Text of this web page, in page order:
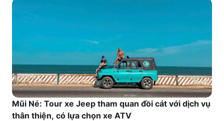
Mũi Né: Tour xe Jeep tham quan đồi cát với dịch vụ
thân thiện, có lựa chọn xe ATV